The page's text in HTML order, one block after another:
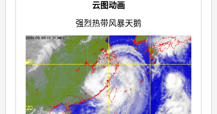
云图动画
强烈热带风暴天鹅